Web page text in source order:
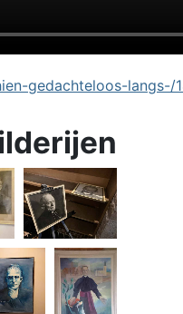
gedachteloos-langs-/